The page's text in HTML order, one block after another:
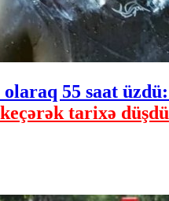
55 saat üzdü:
tarixə düşdü